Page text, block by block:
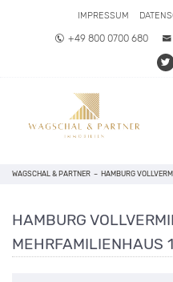
IMPRESSUM
+49 800 0700 680
WAGSCHAL & PARTNER – HAMBURG
HAMBURG
MEHRFAMILIENHAUS